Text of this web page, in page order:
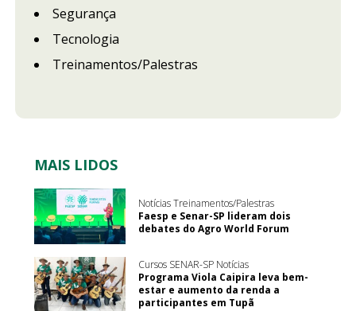
Segurança
Tecnologia
Treinamentos/Palestras
MAIS LIDOS
Notícias Treinamentos/Palestras
Faesp e Senar-SP lideram dois
debates do Agro World Forum
Cursos SENAR-SP Notícias
Programa Viola Caipira leva bem-
estar e aumento da renda a
participantes em Tupã